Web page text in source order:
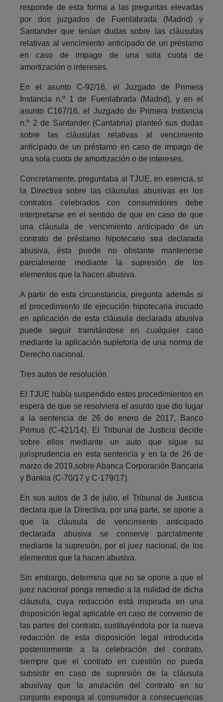
responde de esta forma a las preguntas elevadas
por dos juzgados de Fuenlabrada (Madrid) y
Santander que tenían dudas sobre las cláusulas
relativas al vencimiento anticipado de un préstamo
en caso de impago de una sola cuota de
amortización o intereses.
En el asunto C-92/16, el Juzgado de Primera
Instancia n.º 1 de Fuenlabrada (Madrid), y en el
asunto C167/16, el Juzgado de Primera Instancia
n.º 2 de Santander (Cantabria) planteó sus dudas
sobre las cláusulas relativas al vencimiento
anticipado de un préstamo en caso de impago de
una sola cuota de amortización o de intereses.
Concretamente, preguntaba al TJUE, en esencia, si
la Directiva sobre las cláusulas abusivas en los
contratos celebrados con consumidores debe
interpretarse en el sentido de que en caso de que
una cláusula de vencimiento anticipado de un
contrato de préstamo hipotecario sea declarada
abusiva, ésta puede no obstante mantenerse
parcialmente mediante la supresión de los
elementos que la hacen abusiva.
A partir de esta circunstancia, pregunta además si
el procedimiento de ejecución hipotecaria iniciado
en aplicación de esta cláusula declarada abusiva
puede seguir tramitándose en cualquier caso
mediante la aplicación supletoria de una norma de
Derecho nacional.
Tres autos de resolución
El TJUE había suspendido estos procedimientos en
espera de que se resolviera el asunto que dio lugar
a la sentencia de 26 de enero de 2017, Banco
Primus (C-421/14). El Tribunal de Justicia decide
sobre ellos mediante un auto que sigue su
jurisprudencia en esta sentencia y en la de 26 de
marzo de 2019,sobre Abanca Corporación Bancaria
y Bankia (C-70/17 y C-179/17).
En sus autos de 3 de julio, el Tribunal de Justicia
declara que la Directiva, por una parte, se opone a
que la cláusula de vencimiento anticipado
declarada abusiva se conserve parcialmente
mediante la supresión, por el juez nacional, de los
elementos que la hacen abusiva.
Sin embargo, determina que no se opone a que el
juez nacional ponga remedio a la nulidad de dicha
cláusula, cuya redacción está inspirada en una
disposición legal aplicable en caso de convenio de
las partes del contrato, sustituyéndola por la nueva
redacción de esta disposición legal introducida
posteriormente a la celebración del contrato,
siempre que el contrato en cuestión no pueda
subsistir en caso de supresión de la cláusula
abusivay que la anulación del contrato en su
conjunto exponga al consumidor a consecuencias